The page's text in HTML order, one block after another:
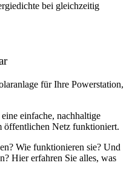
bei gleichzeitig
für Ihre Powerstation,
einfache, nachhaltige
öffentlichen Netz funktioniert.
Wie funktionieren sie? Und
Hier erfahren Sie alles, was